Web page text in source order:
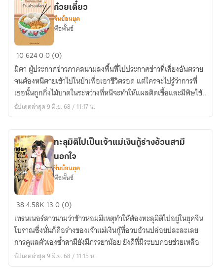
ทะลุ
มิติ
ไป
เป็น
เถ้า
แก่
ใน
ระบบ
เกม
ร้าน
ก๋วยเตี๋ยว
ก๋วยเตี๋ยว
จีนย้อนยุค
พีชพั้นช์
1062400 (0)
มิตา ผู้ประกาศข่าวภาคสนามลงพื้นที่ไปประกาศข่าวที่เสี่ยงอันตราย
จนต้องหนีตายเข้าไปในป่าเพื่อเอาชีวิตรอด แต่ใครจะไปรู้ว่าการที่
เธอนั้นถูกกิ่งไม้บาดในระหว่างที่หนีจะทำให้แผลติดเชื้อและมีพิษไข้..
อัปเดตล่าสุด 9 มิ.ย. 68 / 11:17 น.
ทะลุ
ไป
เป็น
เจ้า
แม่
ทะลุมิติไปเป็นเจ้าแม่เงินกู้ร่างอ้วนสามี
นอกใจ
จีนย้อนยุค
พีชพั้นช์
384.58K 130 (0)
เทรนเนอร์สาวนามว่าข้าวหอมมีเหตุทำให้ต้องทะลุมิติไปอยู่ในยุคจีน
โบราณซึ่งนั่นก็คือร่างของเจ้าแม่เงินกู้ที่อวบอ้วนปล่อยปละละเลย
การดูแลตัวเองซ้ำสามียังมีภรรยาน้อย ยังดีที่มีระบบคอยช่วยเหลือ
อัปเดตล่าสุด 9 มิ.ย. 68 / 11:15 น.